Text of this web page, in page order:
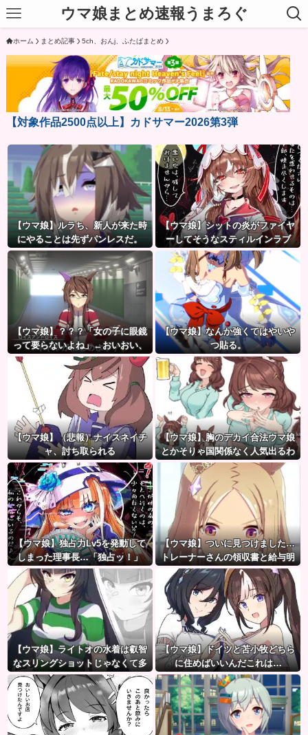
ウマ娘まとめ速報うまろぐ
ホーム まとめ記事 5ch、おんj、ふたばまとめ
【対象作品2500点以上】カドサマー2026第3弾
【ウマ娘】ルラち、新人が来た時
にやることは先ずパンレスだ。
【ウマ娘】シットの炎がファイヤ
ーしてそうなスティルインラブ
（セーラーマーズ衣装）
【ウマ娘】？？？「女の子に眼鏡
って要らないよね」←おいおい、
こいつ●ぬぞ…
【ウマ娘】なんか強くてはやいや
つ貼る。
【ウマ娘】（悲報）ナイスネイチ
ャ、討ち取られる
【ウマ娘】胸のデカイ合法ウマ娘
とかそりゃ国関係なく人気出るわ
な
【ウマ娘】独占力Lv5を発動して
しまった理事長…「独占ッ！」
【ウマ娘】ついに見つけました…
トレーナーさんの領収書と給与明
細！！
【ウマ娘】ライトオの水着は叡智
なスリングショットじゃなくて多
分これ。
【ウマ娘】ドイツと苫小牧どちら
に住めばいいんだこれは…